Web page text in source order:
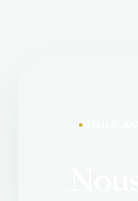
VOUS